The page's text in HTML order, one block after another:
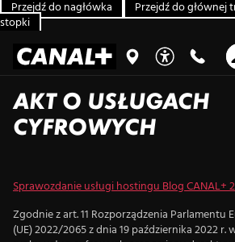
Przejdź do nagłówka Przejdź do głównej
stopki
AKT O USŁUGACH
CYFROWYCH
Sprawozdanie usługi hostingu Blog CANAL+
Zgodnie z art. 11 Rozporządzenia Parlamentu
(UE) 2022/2065 z dnia 19 października 2022